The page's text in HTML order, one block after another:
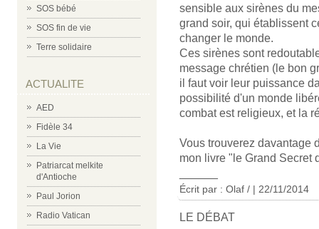
SOS bébé
SOS fin de vie
Terre solidaire
ACTUALITE
AED
Fidèle 34
La Vie
Patriarcat melkite
d'Antioche
Paul Jorion
Radio Vatican
sensible aux sirènes du
grand soir, qui établissent
changer le monde.
Ces sirènes sont
message chrétien (le bon
il faut voir leur puissance
possibilité d'un monde
combat est religieux, et la
Vous trouverez davantage
mon livre "le Grand Secret
Écrit par : Olaf / | 22/11/2014
LE DÉBAT